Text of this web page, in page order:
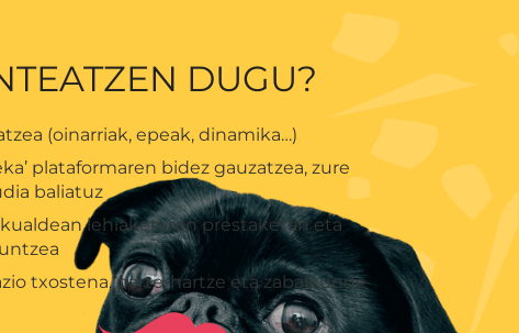
DUGU?
(oinarriak, epeak, dinamika…)
plataformaren bidez gauzatzea, zure
baliatuz
lehiaketaren prestaketan eta
txostena, parte-hartze eta zabalkunde